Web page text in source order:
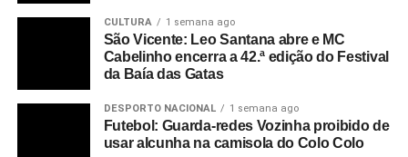
CULTURA 1 semana ago
São Vicente: Leo Santana abre e MC
Cabelinho encerra a 42.ª edição do Festival
da Baía das Gatas
DESPORTO NACIONAL 1 semana ago
Futebol: Guarda-redes Vozinha proibido de
usar alcunha na camisola do Colo Colo